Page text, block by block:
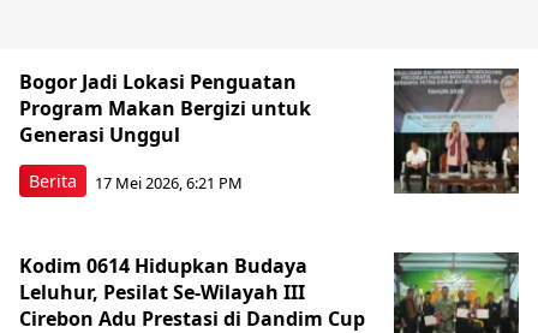
Berita
Bogor Jadi Lokasi Penguatan
Program Makan Bergizi untuk
Generasi Unggul
17 Mei 2026, 6:21 PM
Kodim 0614 Hidupkan Budaya
Leluhur, Pesilat Se-Wilayah III
Cirebon Adu Prestasi di Dandim Cup